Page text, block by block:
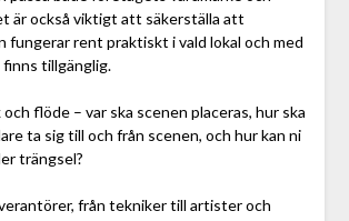
är också viktigt att säkerställa att
fungerar rent praktiskt i vald lokal och med
tillgänglig.
flöde – var ska scenen placeras, hur ska
ta sig till och från scenen, och hur kan ni
trängsel?
från tekniker till artister och